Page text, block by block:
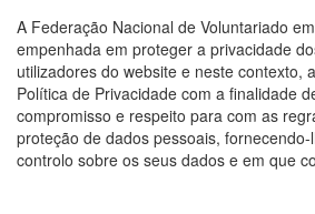
A Federação Nacional de Voluntariado
empenhada em proteger a privacidade
utilizadores do website e neste contexto,
Política de Privacidade com a finalidade
compromisso e respeito para com as
proteção de dados pessoais,
controlo sobre os seus dados e em que